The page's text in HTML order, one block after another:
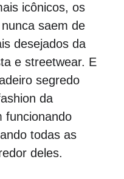
icônicos, os
saem de
desejados da
e streetwear. E
segredo
da
funcionando
todas as
deles.